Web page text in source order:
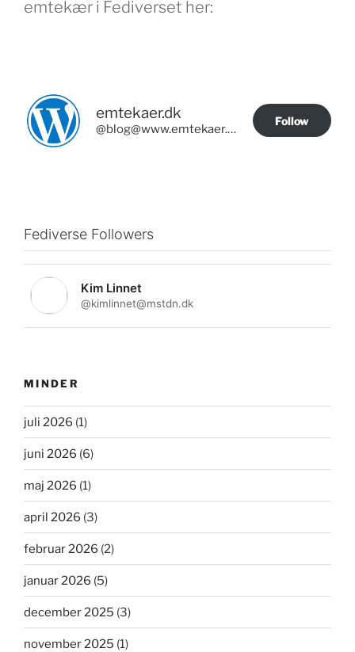
emtekær i Fediverset her:
emtekaer.dk
@blog@www.emtekaer.dk
Follow
Fediverse Followers
Kim Linnet
@kimlinnet@mstdn.dk
MINDER
juli 2026 (1)
juni 2026 (6)
maj 2026 (1)
april 2026 (3)
februar 2026 (2)
januar 2026 (5)
december 2025 (3)
november 2025 (1)